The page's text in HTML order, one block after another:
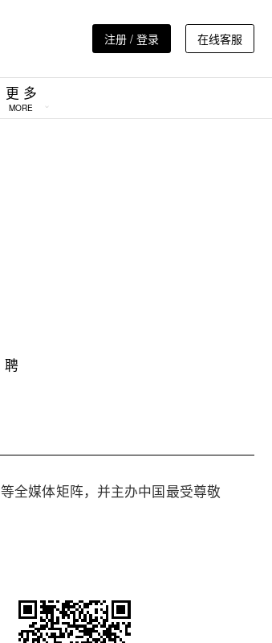
注册 / 登录 在线客服
更 多
MORE
聘
全媒体矩阵，并主办中国最受尊敬